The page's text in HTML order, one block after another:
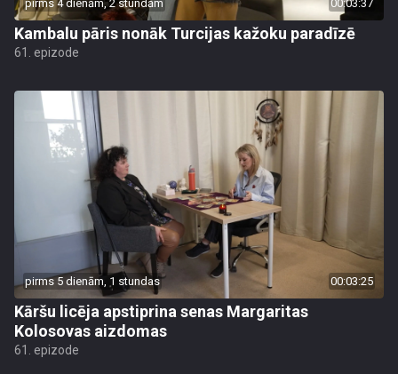
pirms 4 dienām, 2 stundām 00:03:37
Kambalu pāris nonāk Turcijas kažoku paradīzē
61. epizode
pirms 5 dienām, 1 stundas 00:03:25
Kāršu licēja apstiprina senas Margaritas
Kolosovas aizdomas
61. epizode